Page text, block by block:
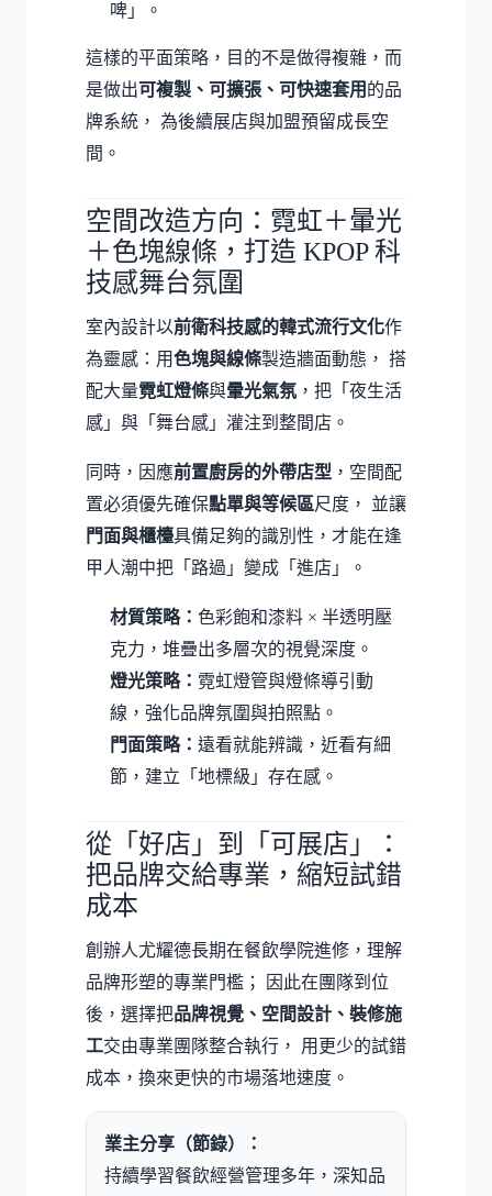
啤」。
這樣的平面策略，目的不是做得複雜，而
是做出可複製、可擴張、可快速套用 的品
牌系統， 為後續展店與加盟預留成長空
間。
空間改造方向：霓虹＋暈光
＋色塊線條，打造 KPOP 科
技感舞台氛圍
室內設計以前衛科技感的韓式流行文化作
為靈感：用色塊與線條製造牆面動態， 搭
配大量霓虹燈條與暈光氣氛 ，把「夜生活
感」與「舞台感」灌注到整間店。
同時，因應前置廚房的外帶店型 ，空間配
置必須優先確保點單與等候區尺度， 並讓
門面與櫃檯具備足夠的識別性，才能在逢
甲人潮中把「路過」變成「進店」。
材質策略： 色彩飽和漆料 × 半透明壓
克力，堆疊出多層次的視覺深度。
燈光策略： 霓虹燈管與燈條導引動
線，強化品牌氛圍與拍照點。
門面策略： 遠看就能辨識，近看有細
節，建立「地標級」存在感。
從「好店」到「可展店」：
把品牌交給專業，縮短試錯
成本
創辦人尤耀德長期在餐飲學院進修，理解
品牌形塑的專業門檻； 因此在團隊到位
後，選擇把品牌視覺、空間設計、裝修施
工交由專業團隊整合執行， 用更少的試錯
成本，換來更快的市場落地速度。
業主分享（節錄）：
持續學習餐飲經營管理多年，深知品